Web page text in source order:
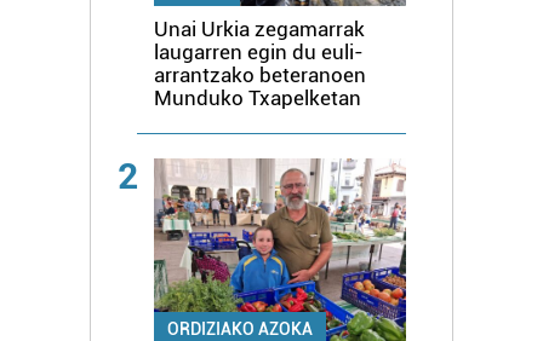
Unai Urkia zegamarrak
laugarren egin du euli-
arrantzako beteranoen
Munduko Txapelketan
2
ORDIZIAKO AZOKA